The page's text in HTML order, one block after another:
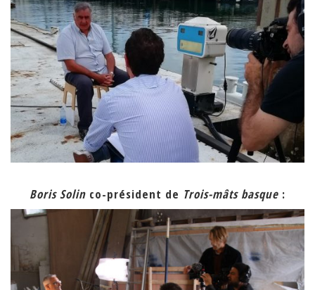
Boris Solin co-président de Trois-mâts basque :